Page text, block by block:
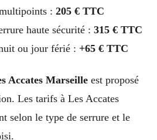
: 205 € TTC
haute sécurité : 315 € TTC
ou jour férié : +65 € TTC
Accates Marseille est proposé
Les tarifs à Les Accates
selon le type de serrure et le